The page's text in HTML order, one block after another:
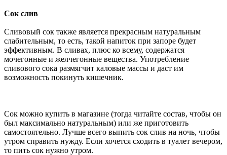
Сок слив
Сливовый сок также является прекрасным натуральным
слабительным, то есть, такой напиток при запоре будет
эффективным. В сливах, плюс ко всему, содержатся
мочегонные и желчегонные вещества. Употребление
сливового сока размягчит каловые массы и даст им
возможность покинуть кишечник.
Сок можно купить в магазине (тогда читайте состав, чтобы он
был максимально натуральным) или же приготовить
самостоятельно. Лучше всего выпить сок слив на ночь, чтобы
утром справить нужду. Если хочется сходить в туалет вечером,
то пить сок нужно утром.